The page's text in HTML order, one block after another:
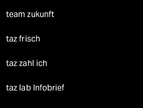
team zukunft
taz frisch
taz zahl ich
taz lab Infobrief